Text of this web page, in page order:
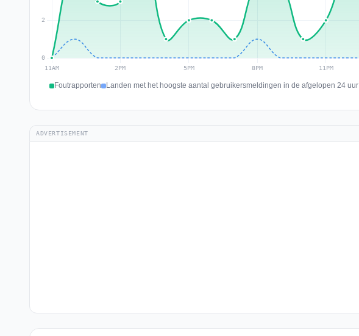
Foutrapporten Landen met het hoogste aantal gebruikersmeldingen in de afgelopen 24 uur
ADVERTISEMENT